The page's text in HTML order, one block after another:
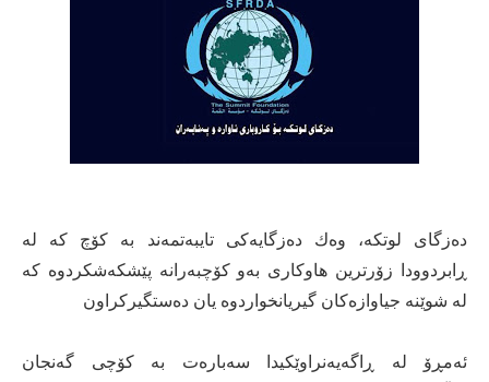
دەزگای لوتكە، وەك دەزگایەكی تایبەتمەند بە كۆچ كە لە
ڕابردوودا زۆرترین هاوكاری بەو كۆچبەرانە پێشكەشكردوە كە
لە شوێنە جیاوازەكان گیریانخواردوە یان دەستگیركراون
ئەمڕۆ لە ڕاگەیەنراوێكیدا سەبارەت بە كۆچی گەنجان